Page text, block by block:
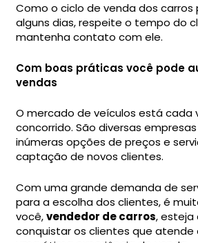
Como o ciclo de venda dos carros
alguns dias, respeite o tempo do
mantenha contato com ele.
Com boas práticas você pode
vendas
O mercado de veículos está cada
concorrido. São diversas
inúmeras opções de preços e
captação de novos clientes.
Com uma grande demanda de
para a escolha dos clientes, é
você,vendedor de carros, esteja
conquistar os clientes que atende